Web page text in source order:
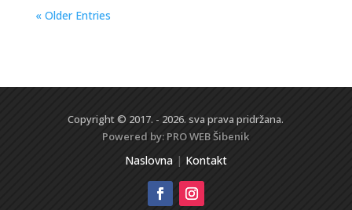
« Older Entries
Copyright © 2017. - 2026. sva prava pridržana.
Powered by: PRO WEBŠibenik
Naslovna| Kontakt